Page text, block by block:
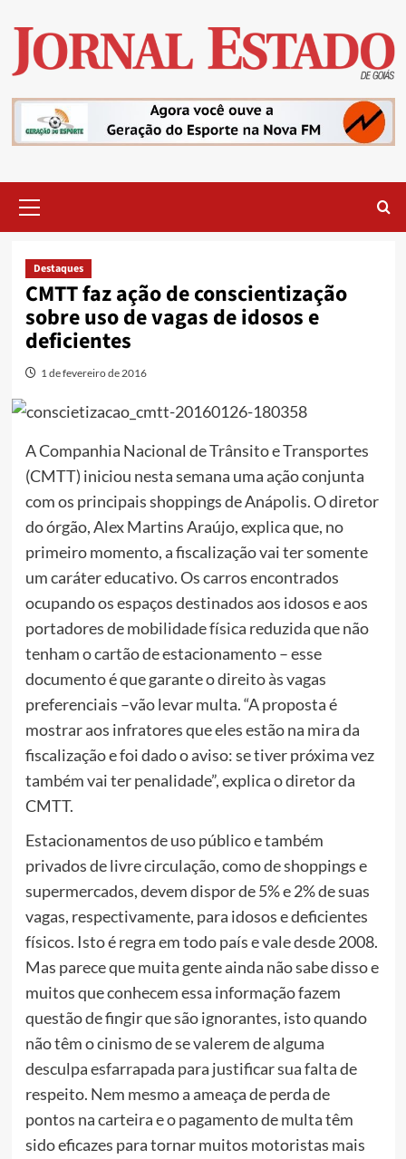
content
Menu
Destaques
CMTT faz ação de conscientização
sobre uso de vagas de idosos e
deficientes
1 de fevereiro de 2016
A Companhia Nacional de Trânsito e Transportes
(CMTT) iniciou nesta semana uma ação conjunta
com os principais shoppings de Anápolis. O diretor
do órgão, Alex Martins Araújo, explica que, no
primeiro momento, a fiscalização vai ter somente
um caráter educativo. Os carros encontrados
ocupando os espaços destinados aos idosos e aos
portadores de mobilidade física reduzida que não
tenham o cartão de estacionamento – esse
documento é que garante o direito às vagas
preferenciais –vão levar multa. “A proposta é
mostrar aos infratores que eles estão na mira da
fiscalização e foi dado o aviso: se tiver próxima vez
também vai ter penalidade”, explica o diretor da
CMTT.
Estacionamentos de uso público e também
privados de livre circulação, como de shoppings e
supermercados, devem dispor de 5% e 2% de suas
vagas, respectivamente, para idosos e deficientes
físicos. Isto é regra em todo país e vale desde 2008.
Mas parece que muita gente ainda não sabe disso e
muitos que conhecem essa informação fazem
questão de fingir que são ignorantes, isto quando
não têm o cinismo de se valerem de alguma
desculpa esfarrapada para justificar sua falta de
respeito. Nem mesmo a ameaça de perda de
pontos na carteira e o pagamento de multa têm
sido eficazes para tornar muitos motoristas mais